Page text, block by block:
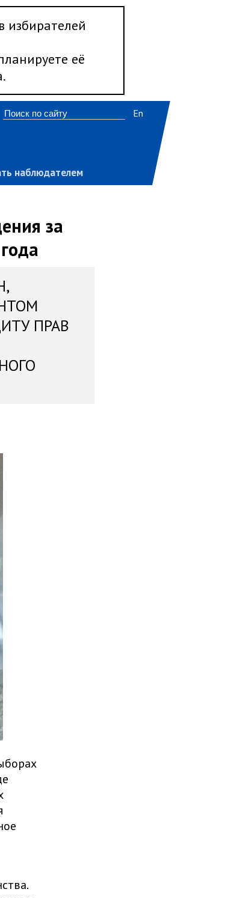
избирателей
её
наблюдателем
En
за
ПРАВ